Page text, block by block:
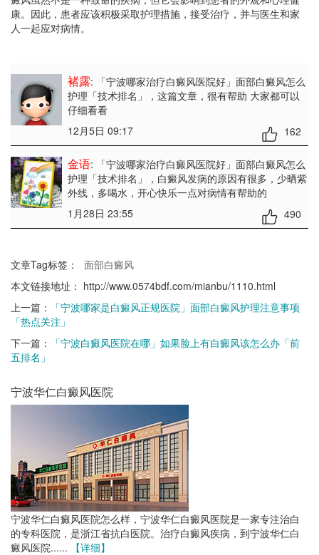
康。因此，患者应该积极采取护理措施，接受治疗，并与医生和家
人一起应对病情。
褚露: 「宁波哪家治疗白癜风医院好」面部白癜风怎么
护理「技术排名」
，这篇文章，很有帮助 大家都可以
仔细看看
12月5日 09:17
162
金语: 「宁波哪家治疗白癜风医院好」面部白癜风怎么
护理「技术排名」
，白癜风发病的原因有很多，少晒紫
外线，多喝水，开心快乐一点对病情有帮助的
1月28日 23:55
490
文章Tag标签：
面部白癜风
本文链接地址： http://www.0574bdf.com/mianbu/1110.html
上一篇：
「宁波哪家是白癜风正规医院」面部白癜风护理注意事项
「热点关注」
下一篇：
「宁波白癜风医院在哪」如果脸上有白癜风该怎么办「前
五排名」
宁波华仁白癜风医院
宁波华仁白癜风医院怎么样，宁波华仁白癜风医院是一家专注治白
的专科医院，是浙江省抗白医院。治疗白癜风疾病，到宁波华仁白
癜风医院......
【详细】